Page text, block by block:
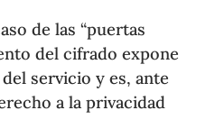
de las “puertas
del cifrado expone
servicio y es, ante
a la privacidad